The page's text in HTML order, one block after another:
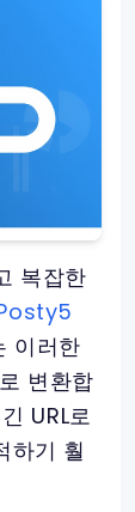
복잡한
이러한
변환합
URL로
하기 훨